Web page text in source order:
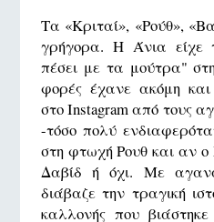
Τα «Κριταί», «Ρούθ»,
γρήγορα. Η Άνια είχε
πέσει με τα μούτρα"
φορές έχανε ακόμη και
στο Instagram από τους
-τόσο πολύ
στη φτωχή Ρουθ και αν
Δαβίδ ή όχι. Με
διάβαζε την τραγική
καλλονής που